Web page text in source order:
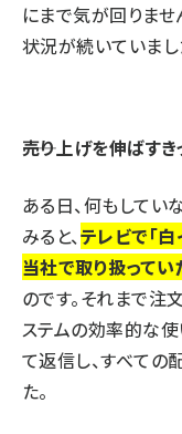
にまで気が回りま
状況が続いていまし
――売り上げを伸ばす
ある日、何もしてい
みると、テレビで「
当社で取り扱って
のです。それまで注
ステムの効率的な
て返信し、すべて
た。